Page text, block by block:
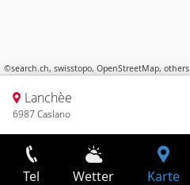
©search.ch, swisstopo, OpenStreetMap, others
Lanchèe
6987 Caslano
Tel Wetter Karte